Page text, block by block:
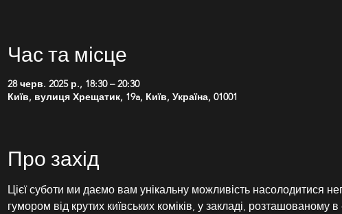
Час та місце
28 черв. 2025 р., 18:30 – 20:30
Київ, вулиця Хрещатик, 19a, Київ, Україна, 01001
Про захід
Цієї суботи ми даємо вам унікальну можливість насолодитися
гумором від крутих київських коміків, у закладі, розташованому